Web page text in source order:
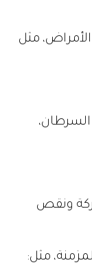
مثل
ونقص
مثل: